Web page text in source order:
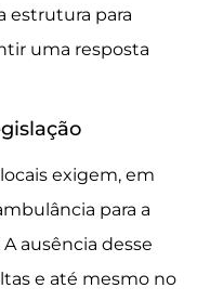
estrutura para
uma resposta
exigem, em
para a
ausência desse
e até mesmo no